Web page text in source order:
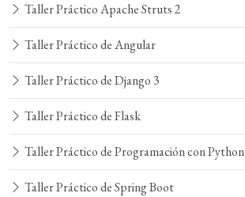
Taller Práctico Apache Struts 2
Taller Práctico de Angular
Taller Práctico de Django 3
Taller Práctico de Flask
Taller Práctico de Programación con Python
Taller Práctico de Spring Boot